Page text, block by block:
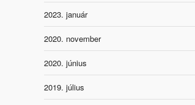
2023. január
2020. november
2020. június
2019. július